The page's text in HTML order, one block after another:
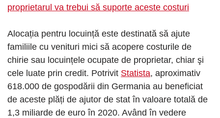
proprietarul va trebui să suporte aceste costuri
Alocația pentru locuință este destinată să ajute
familiile cu venituri mici să acopere costurile de
chirie sau locuințele ocupate de proprietar, chiar şi
cele luate prin credit. Potrivit Statista, aproximativ
618.000 de gospodării din Germania au beneficiat
de aceste plăți de ajutor de stat în valoare totală de
1,3 miliarde de euro în 2020. Având în vedere